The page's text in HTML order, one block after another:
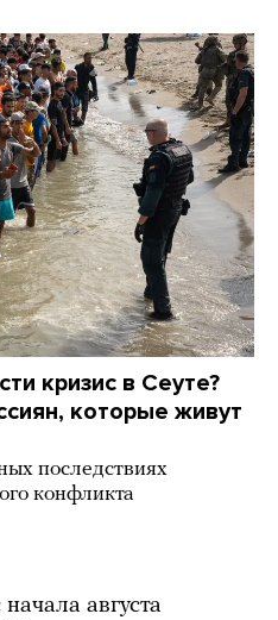
кризис в Сеуте?
которые живут
последствиях
конфликта
августа